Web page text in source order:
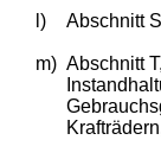
l) Abschnitt
m) Abschnitt